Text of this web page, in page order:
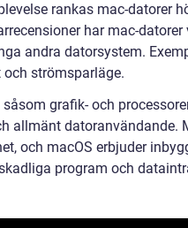
rankas mac-datorer
har mac-datorer
andra datorsystem.
strömsparläge.
grafik- och
allmänt datoranvändande.
och macOS erbjuder
program och